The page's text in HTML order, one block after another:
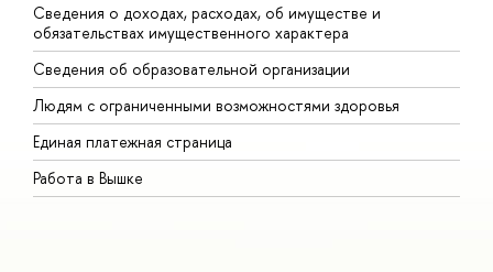
Сведения о доходах, расходах, об имуществе и
обязательствах имущественного характера
Сведения об образовательной организации
Людям с ограниченными возможностями здоровья
Единая платежная страница
Работа в Вышке